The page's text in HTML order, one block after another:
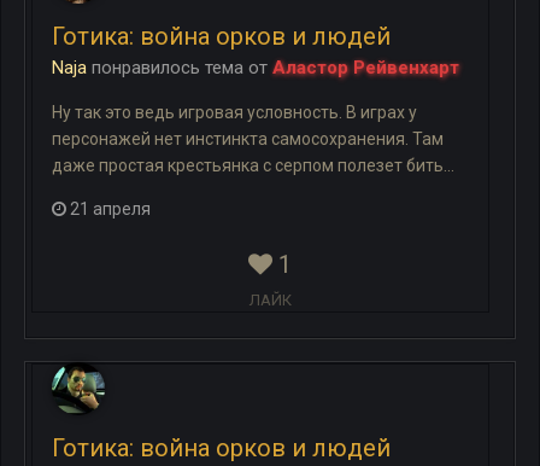
Готика: война орков и людей
Naja понравилось тема от Аластор Рейвенхарт
Ну так это ведь игровая условность. В играх у
персонажей нет инстинкта самосохранения. Там
даже простая крестьянка с серпом полезет бить...
21 апреля
1
ЛАЙК
Готика: война орков и людей